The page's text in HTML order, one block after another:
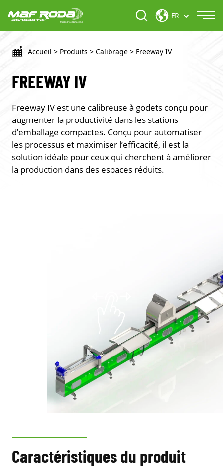
FR
Accueil > Produits > Calibrage > Freeway IV
FREEWAY IV
Freeway IV est une calibreuse à godets conçu pour
augmenter la productivité dans les stations
d’emballage compactes. Conçu pour automatiser
les processus et maximiser l’efficacité, il est la
solution idéale pour ceux qui cherchent à améliorer
la production dans des espaces réduits.
Caractéristiques du produit